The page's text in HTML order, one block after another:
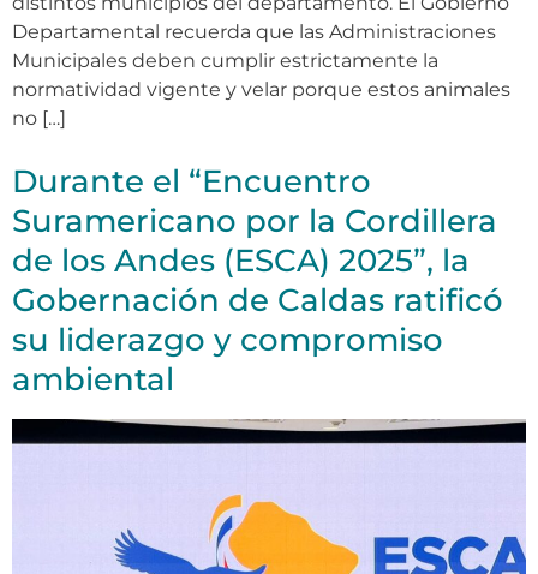
Departamental recuerda que las Administraciones
Municipales deben cumplir estrictamente la
normatividad vigente y velar porque estos animales
no […]
Durante el “Encuentro
Suramericano por la Cordillera
de los Andes (ESCA) 2025”, la
Gobernación de Caldas ratificó
su liderazgo y compromiso
ambiental